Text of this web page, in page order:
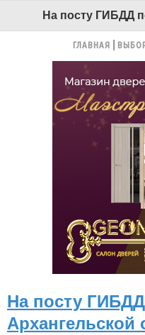
ГЛАВНАЯ
На посту
Архангельской